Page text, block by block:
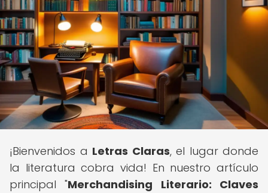
¡Bienvenidos a Letras Claras, el lugar donde
la literatura cobra vida! En nuestro artículo
principal "Merchandising Literario: Claves